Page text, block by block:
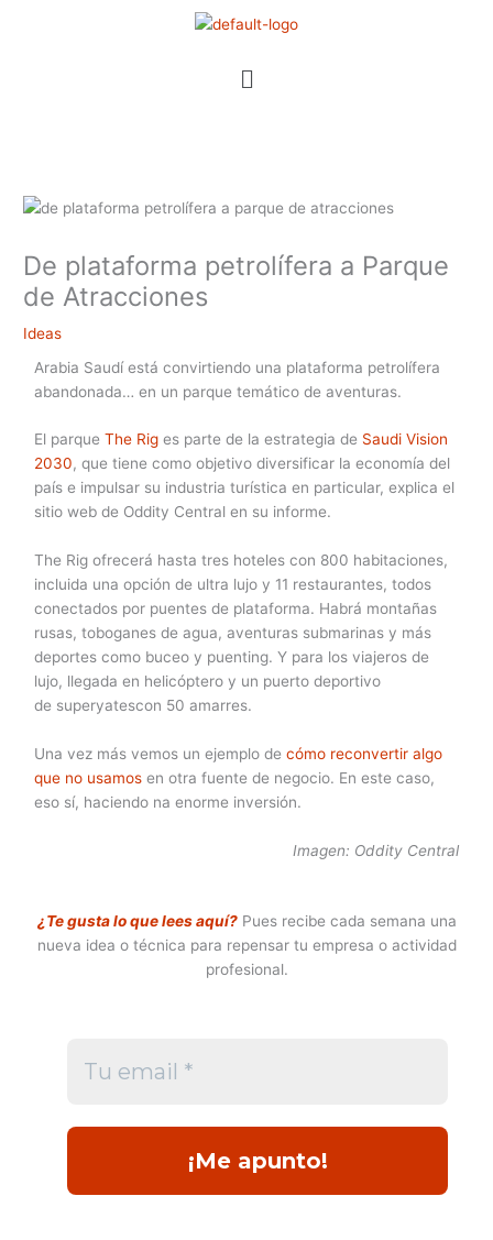
Menú
De plataforma petrolífera a Parque
de Atracciones
Ideas
Arabia Saudí está convirtiendo una plataforma petrolífera
abandonada… en un parque temático de aventuras.
El parqueThe Rig es parte de la estrategia de Saudi Vision
2030, que tiene como objetivo diversificar la economía del
país e impulsar su industria turística en particular, explica el
sitio web de Oddity Central en su informe.
The Rig ofrecerá hasta tres hoteles con 800 habitaciones,
incluida una opción de ultra lujo y 11 restaurantes, todos
conectados por puentes de plataforma. Habrá montañas
rusas, toboganes de agua, aventuras submarinas y más
deportes como buceo y puenting. Y para los viajeros de
lujo, llegada en helicóptero y un puerto deportivo
de superyatescon 50 amarres.
Una vez más vemos un ejemplo decómo reconvertir algo
que no usamos en otra fuente de negocio. En este caso,
eso sí, haciendo na enorme inversión.
Imagen: Oddity Central
¿Te gusta lo que lees aquí?Pues recibe cada semana una
nueva idea o técnica para repensar tu empresa o actividad
profesional.